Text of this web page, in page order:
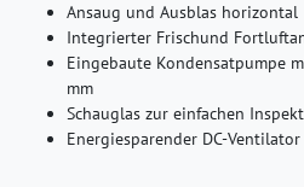
Ansaug und Ausblas horizontal
Integrierter Frischund
Eingebaute Kondensatpumpe
mm
Schauglas zur einfachen
Energiesparender DC-Ventilator